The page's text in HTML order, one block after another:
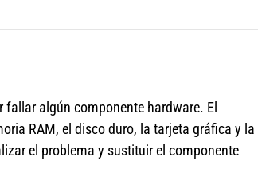
fallar algún componente hardware. El
RAM, el disco duro, la tarjeta gráfica y la
el problema y sustituir el componente